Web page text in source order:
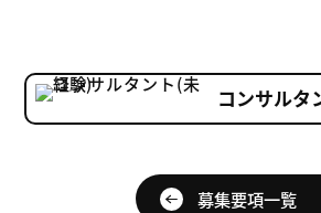
コンサルタ
募集要項一覧